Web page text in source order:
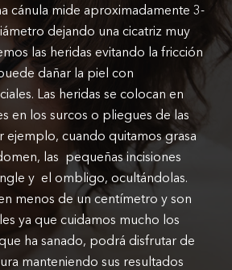
cánula mide aproximadamente 3-
dejando una cicatriz muy
las heridas evitando la fricción
dañar la piel con
Las heridas se colocan en
en los surcos o pliegues de las
ejemplo, cuando quitamos grasa
las pequeñas incisiones
y el ombligo, ocultándolas.
menos de un centímetro y son
ya que cuidamos mucho los
ha sanado, podrá disfrutar de
manteniendo sus resultados